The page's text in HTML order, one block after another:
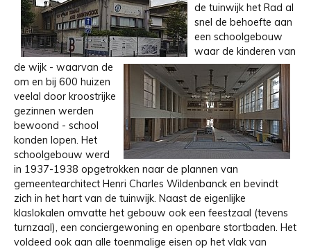
de tuinwijk het Rad al
snel de behoefte aan
een schoolgebouw
waar de kinderen van
de wijk - waarvan de
om en bij 600 huizen
veelal door kroostrijke
gezinnen werden
bewoond - school
konden lopen. Het
schoolgebouw werd
in 1937-1938 opgetrokken naar de plannen van
gemeentearchitect Henri Charles Wildenbanck en bevindt
zich in het hart van de tuinwijk. Naast de eigenlijke
klaslokalen omvatte het gebouw ook een feestzaal (tevens
turnzaal), een conciergewoning en openbare stortbaden. Het
voldeed ook aan alle toenmalige eisen op het vlak van